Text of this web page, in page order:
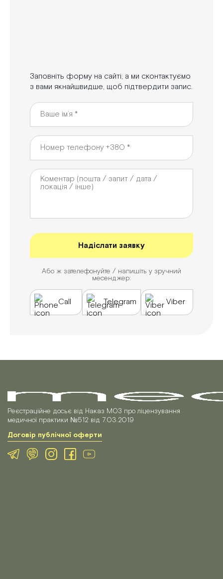
Заповніть форму на сайті, а ми сконтактуємо
з вами якнайшвидше, щоб підтвердити запис.
Або ж зателефонуйте / напишіть у зручний
месенджер:
Call Telegram Viber
Реєстраційне досьє від Наказ МОЗ про ліцензування
медичної практики №512 від 7.03.2019
Договір публічної оферти